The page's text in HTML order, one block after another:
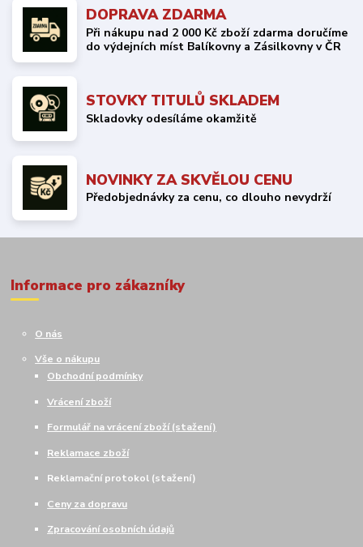
DOPRAVA ZDARMA
Při nákupu nad 2 000 Kč zboží zdarma doručíme
do výdejních míst Balíkovny a Zásilkovny v ČR
STOVKY TITULŮ SKLADEM
Skladovky odesíláme okamžitě
NOVINKY ZA SKVĚLOU CENU
Předobjednávky za cenu, co dlouho nevydrží
Informace pro zákazníky
O nás
Vše o nákupu
Obchodní podmínky
Vrácení zboží
Formulář na vrácení zboží (stažení)
Reklamace zboží
Reklamační protokol (stažení)
Ceny za dopravu
Zpracování osobních údajů